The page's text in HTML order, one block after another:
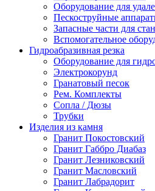
Оборудование для
Пескоструйные
Запасные части для
Вспомогательное
Гидроабразивная резка
Оборудование для
Электрокорунд
Гранатовый песок
Рем. Комплекты
Сопла / Дюзы
Трубки
Изделия из камня
Гранит Покостовский
Гранит Габбро Диабаз
Гранит Лезниковский
Гранит Масловский
Гранит Лабрадорит